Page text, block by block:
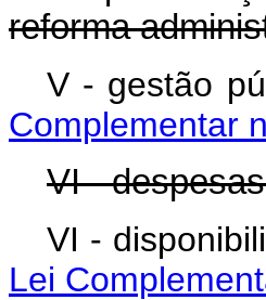
reforma
V -
Complementar
VI -
VI -
Lei